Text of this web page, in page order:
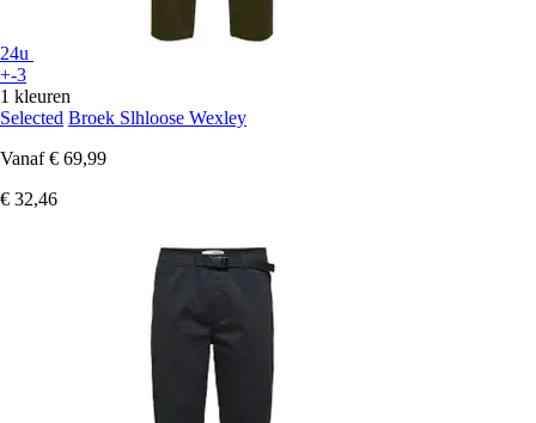
24u
+-3
1 kleuren
Selected Broek Slhloose Wexley
Vanaf € 69,99
€ 32,46